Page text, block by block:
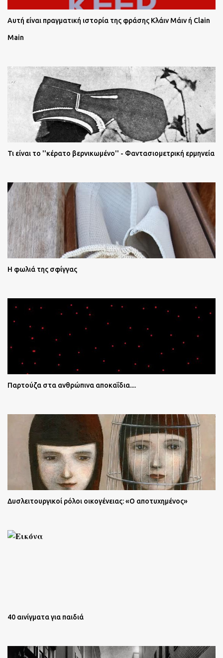
Αυτή είναι πραγματική ιστορία της φράσης Κλάιν Μάιν ή Clain
Main
Τι είναι το ''κέρατο βερνικωμένο'' - Φαντασιομετρική ερμηνεία
Η φωλιά της σφίγγας
Παρτούζα στα ανθρώπινα αποκαΐδια....
Δυσλειτουργικοί ρόλοι οικογένειας: «Ο αποτυχημένος»
40 αινίγματα για παιδιά